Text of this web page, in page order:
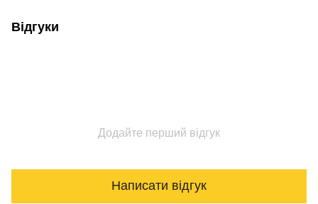
Відгуки
Додайте перший відгук
Написати відгук